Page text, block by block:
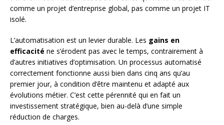
comme un projet d’entreprise global, pas comme un projet IT
isolé.
L’automatisation est un levier durable. Les gains en
efficacité ne s’érodent pas avec le temps, contrairement à
d’autres initiatives d’optimisation. Un processus automatisé
correctement fonctionne aussi bien dans cinq ans qu’au
premier jour, à condition d’être maintenu et adapté aux
évolutions métier. C’est cette pérennité qui en fait un
investissement stratégique, bien au-delà d’une simple
réduction de charges.